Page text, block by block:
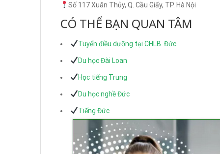
Số 117 Xuân Thủy, Q. Cầu Giấy, TP. Hà Nội
CÓ THỂ BẠN QUAN TÂM
Tuyển điều dưỡng tại CHLB. Đức
Du học Đài Loan
Học tiếng Trung
Du học nghề Đức
Tiếng Đức